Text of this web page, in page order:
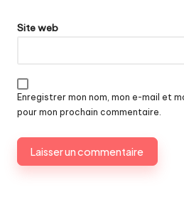
Site web
Enregistrer mon nom, mon e-mail et
pour mon prochain commentaire.